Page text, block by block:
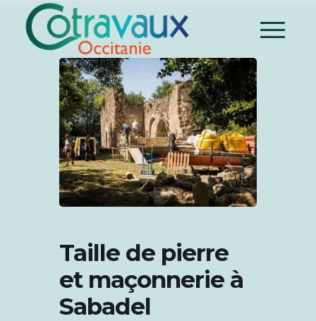
Taille de pierre
et maçonnerie à
Sabadel